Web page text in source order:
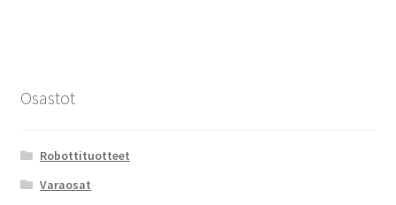
Osastot
Robottituotteet
Varaosat